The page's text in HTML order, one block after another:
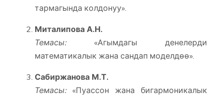
тармагында колдонуу».
Миталипова А.Н.
Темасы:«Агымдагы денелерди
математикалык жана сандап моделдөө».
Сабиржанова М.Т.
Темасы:«Пуассон жана бигармоникалык